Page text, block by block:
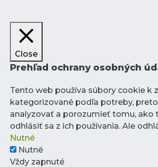
Close
Prehľad ochrany osobných
Tento web používa súbory cookie k
kategorizované podľa potreby,
analyzovať a porozumieť tomu, ako
odhlásiť sa z ich používania. Ale
Nutné
Nutné
Vždy zapnuté